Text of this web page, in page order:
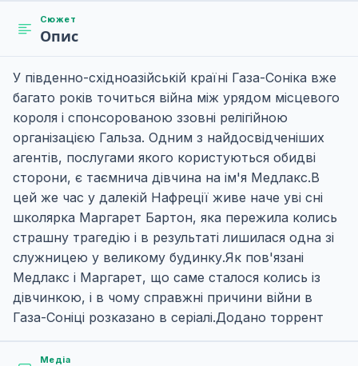
Сюжет
Опис
У південно-східноазійській країні Газа-Соніка вже
багато років точиться війна між урядом місцевого
короля і спонсорованою ззовні релігійною
організацією Гальза. Одним з найдосвідченіших
агентів, послугами якого користуються обидві
сторони, є таємнича дівчина на ім'я Медлакс.В
цей же час у далекій Нафреції живе наче уві сні
школярка Маргарет Бартон, яка пережила колись
страшну трагедію і в результаті лишилася одна зі
служницею у великому будинку.Як пов'язані
Медлакс і Маргарет, що саме сталося колись із
дівчинкою, і в чому справжні причини війни в
Газа-Соніці розказано в серіалі.Додано торрент
Медіа